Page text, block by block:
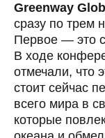
Greenway
сразу по трем
Первое — это
В ходе
отмечали, что
стоит сейчас
всего мира в
которые